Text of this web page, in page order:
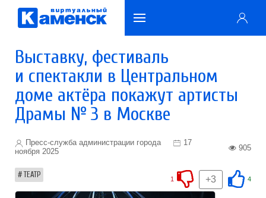
Выставку, фестиваль
и спектакли в Центральном
доме актёра покажут артисты
Драмы № 3 в Москве
Пресс-служба администрации города
17
ноября 2025
905
ТЕАТР 4
+3
1